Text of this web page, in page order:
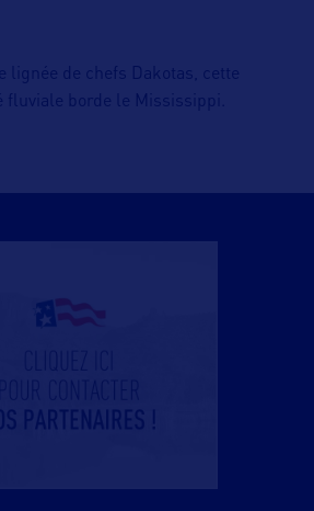
lignée de chefs Dakotas, cette
fluviale borde le Mississippi.